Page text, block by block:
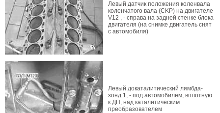
Левый датчик положения коленвала
коленчатого вала (CKP) на двигателе
V12 , - справа на задней стенке блока
двигателя (на снимке двигатель снят
с автомобиля)
Левый докаталитический лямбда-
зонд 1, - под автомобилем, вплотную
к ДП, над каталитическим
преобразователем